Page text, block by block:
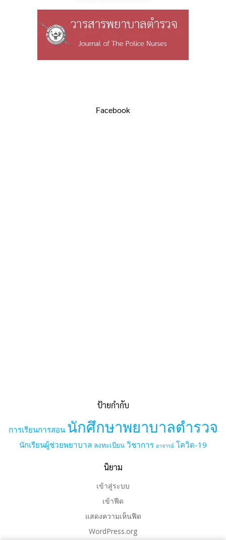
Facebook
ป้ายกำกับ
การเรียนการสอน นักศึกษาพยาบาลตำรวจ
นักเรียนผู้ช่วยพยาบาล ลงทะเบียน วิชาการ อาจารย์ โควิด-19
นิยาม
เข้าสู่ระบบ
เข้าฟีด
แสดงความเห็นฟีด
WordPress.org